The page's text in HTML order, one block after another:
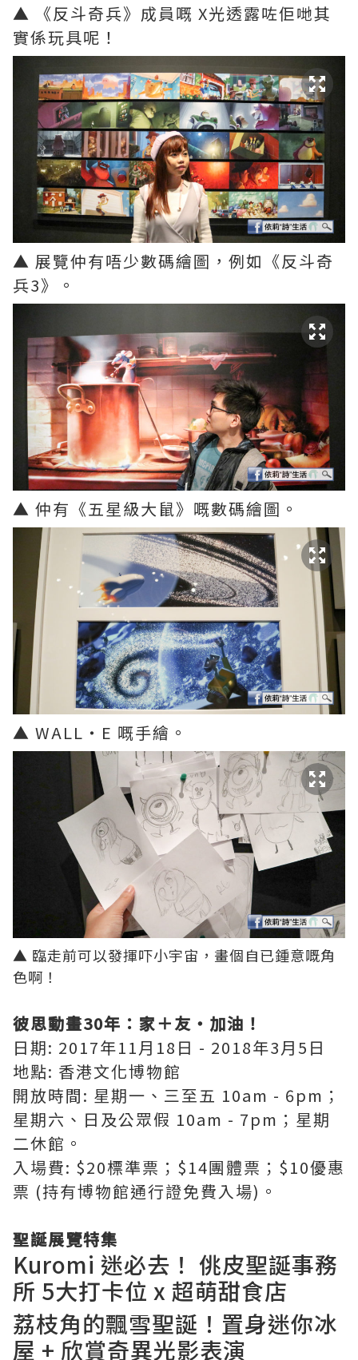
▲ 《反斗奇兵》成員嘅 X光透露咗佢哋其
實係玩具呢！
▲ 展覽仲有唔少數碼繪圖，例如《反斗奇
兵3》。
▲ 仲有《五星級大鼠》嘅數碼繪圖。
▲ WALL‧E 嘅手繪。
▲ 臨走前可以發揮吓小宇宙，畫個自已鍾意嘅角
色啊！
彼思動畫30年：家＋友‧加油！
日期: 2017年11月18日 - 2018年3月5日
地點: 香港文化博物館
開放時間: 星期一、三至五 10am - 6pm；
星期六、日及公眾假 10am - 7pm；星期
二休館。
入場費: $20標準票；$14團體票；$10優惠
票 (持有博物館通行證免費入場)。
聖誕展覽特集
Kuromi 迷必去！ 佻皮聖誕事務
所 5大打卡位 x 超萌甜食店
荔枝角的飄雪聖誕！置身迷你冰
屋 + 欣賞奇異光影表演